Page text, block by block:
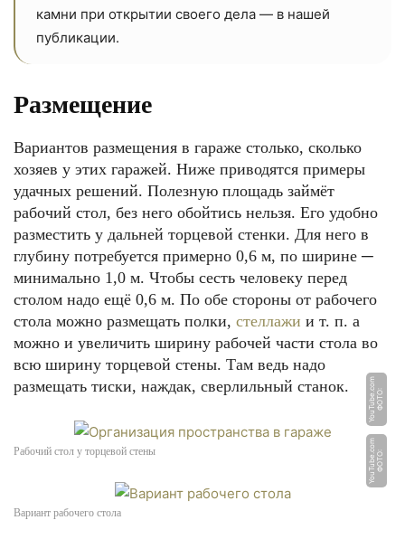
камни при открытии своего дела — в нашей
публикации.
Размещение
Вариантов размещения в гараже столько, сколько
хозяев у этих гаражей. Ниже приводятся примеры
удачных решений. Полезную площадь займёт
рабочий стол, без него обойтись нельзя. Его удобно
разместить у дальней торцевой стенки. Для него в
глубину потребуется примерно 0,6 м, по ширине ─
минимально 1,0 м. Чтобы сесть человеку перед
столом надо ещё 0,6 м. По обе стороны от рабочего
стола можно размещать полки, стеллажи и т. п. а
можно и увеличить ширину рабочей части стола во
всю ширину торцевой стены. Там ведь надо
размещать тиски, наждак, сверлильный станок.
Ф
О
Т
О:
Y
o
u
T
u
b
e.
c
o
m
Рабочий стол у торцевой стены Ф
О
Т
О:
Y
o
u
T
u
b
e.
c
o
m
Вариант рабочего стола